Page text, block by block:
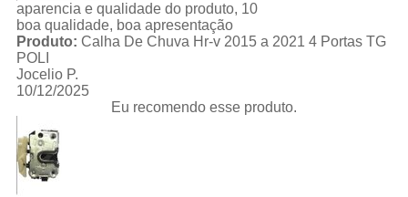
aparencia e qualidade do produto, 10
boa qualidade, boa apresentação
Produto: Calha De Chuva Hr-v 2015 a 2021 4 Portas TG
POLI
Jocelio P.
10/12/2025
Eu recomendo esse produto.